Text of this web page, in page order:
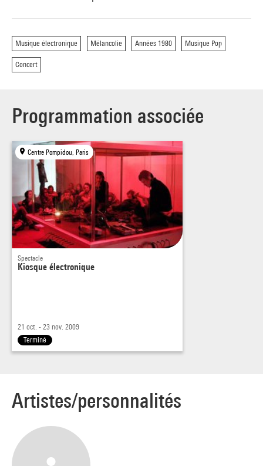
Musique électronique Mélancolie Années 1980 Musique Pop
Concert
Programmation associée
Centre Pompidou, Paris
Spectacle
Kiosque électronique
21 oct. - 23 nov. 2009
Terminé
Artistes/personnalités